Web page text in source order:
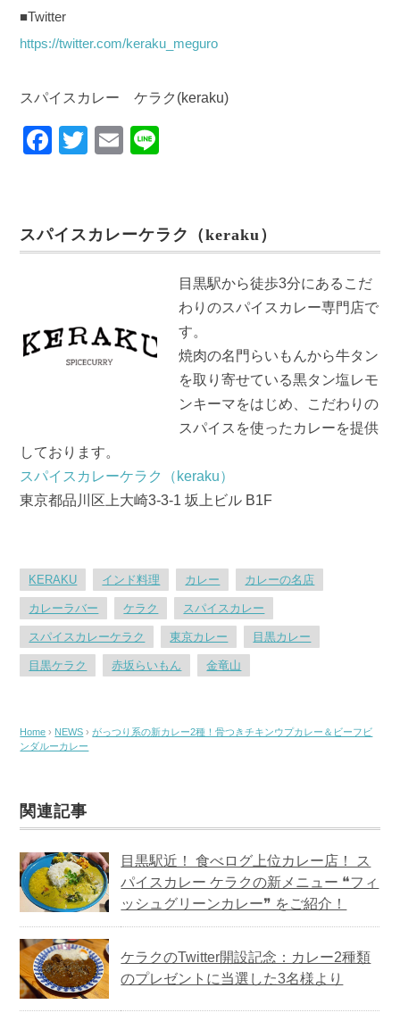
■Twitter
https://twitter.com/keraku_meguro
スパイスカレー ケラク(keraku)
F
e
b
k
T
er
E
スパイスカレーケラク（keraku）
目黒駅から徒歩3分にあるこだ
わりのスパイスカレー専門店で
す。
焼肉の名門らいもんから牛タン
を取り寄せている黒タン塩レモ
ンキーマをはじめ、こだわりの
スパイスを使ったカレーを提供
しております。
スパイスカレーケラク（keraku）
東京都品川区上大崎3-3-1 坂上ビル B1F
KERAKU インド料理 カレー カレーの名店
カレーラバー ケラク スパイスカレー
スパイスカレーケラク 東京カレー 目黒カレー
目黒ケラク 赤坂らいもん 金竜山
Home › NEWS ›がっつり系の新カレー2種！骨つきチキンウプカレー＆ビーフビ
ンダルーカレー
関連記事
目黒駅近！ 食べログ上位カレー店！ ス
パイスカレー ケラクの新メニュー ❝フィ
ッシュグリーンカレー❞ をご紹介！
ケラクのTwitter開設記念：カレー2種類
のプレゼントに当選した3名様より